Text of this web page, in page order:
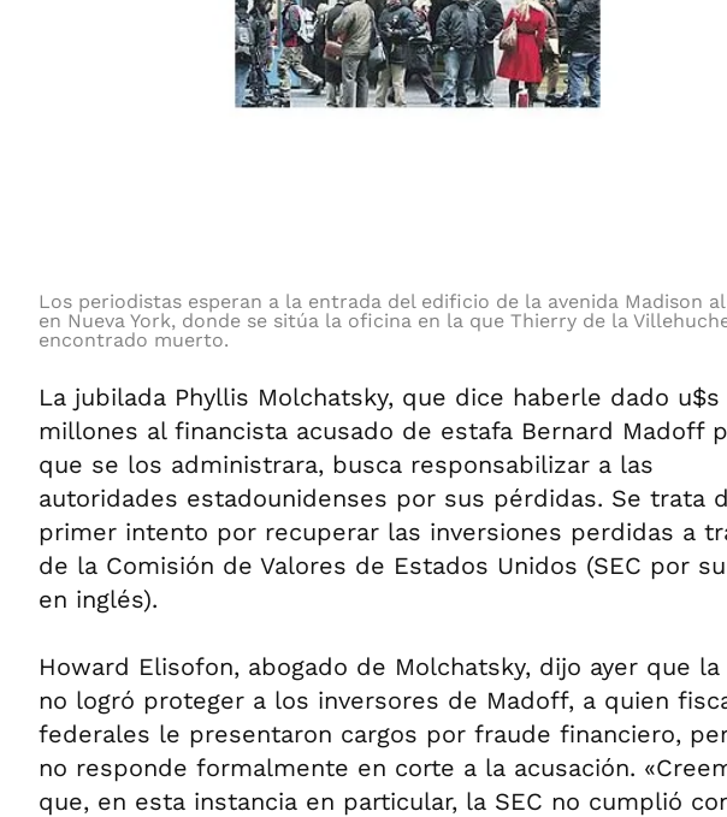
Los periodistas esperan a la entrada del edificio de la avenida Madison al
en Nueva York, donde se sitúa la oficina en la que Thierry de la
encontrado muerto.
La jubilada Phyllis Molchatsky, que dice haberle dado u$s
millones al financista acusado de estafa Bernard Madoff
que se los administrara, busca responsabilizar a las
autoridades estadounidenses por sus pérdidas. Se trata
primer intento por recuperar las inversiones perdidas a
de la Comisión de Valores de Estados Unidos (SEC por
en inglés).
Howard Elisofon, abogado de Molchatsky, dijo ayer que la
no logró proteger a los inversores de Madoff, a quien
federales le presentaron cargos por fraude financiero,
no responde formalmente en corte a la acusación.
que, en esta instancia en particular, la SEC no cumplió